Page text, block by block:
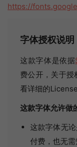
https://
字体授权说明
这款字体是依据
费公开，关于
看详细的
这款字体允许做
这款字体无
付费，也无需